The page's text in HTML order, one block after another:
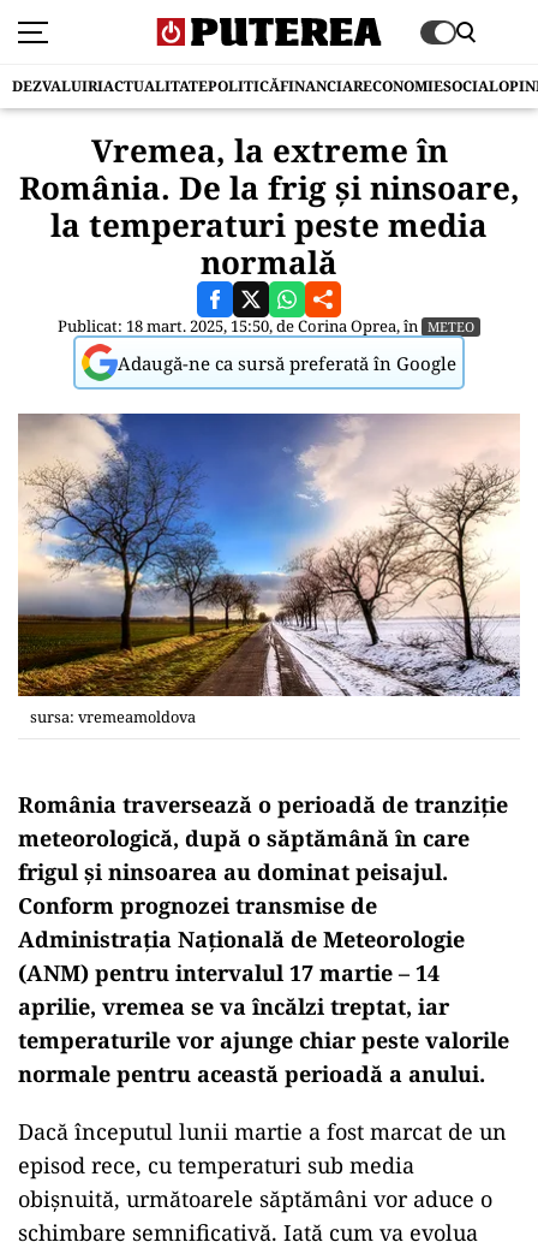
DEZVALUIRIACTUALITATEPOLITICĂFINANCIARECONOMIESOCIAL
Vremea, la extreme în
România. De la frig și ninsoare,
la temperaturi peste media
normală
Publicat: 18 mart. 2025, 15:50, deCorina Oprea, în METEO
Adaugă-ne ca sursă preferată în Google
sursa: vremeamoldova
România traversează o perioadă de tranziție
meteorologică, după o săptămână în care
frigul și ninsoarea au dominat peisajul.
Conform prognozei transmise de
Administrația Națională de Meteorologie
(ANM) pentru intervalul 17 martie – 14
aprilie, vremea se va încălzi treptat, iar
temperaturile vor ajunge chiar peste valorile
normale pentru această perioadă a anului.
Dacă începutul lunii martie a fost marcat de un
episod rece, cu temperaturi sub media
obișnuită, următoarele săptămâni vor aduce o
schimbare semnificativă. Iată cum va evolua